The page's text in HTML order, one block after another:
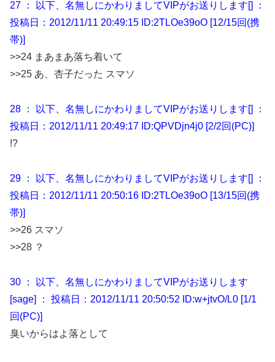
27 ： 以下、名無しにかわりましてVIPがお送りします[] ：
投稿日：2012/11/11 20:49:15 ID:2TLOe39oO [12/15回(携
帯)]
>>24 まあまあ落ち着いて
>>25 あ、杏子だった スマソ
28 ： 以下、名無しにかわりましてVIPがお送りします[] ：
投稿日：2012/11/11 20:49:17 ID:QPVDjn4j0 [2/2回(PC)]
!?
29 ： 以下、名無しにかわりましてVIPがお送りします[] ：
投稿日：2012/11/11 20:50:16 ID:2TLOe39oO [13/15回(携
帯)]
>>26 スマソ
>>28 ？
30 ： 以下、名無しにかわりましてVIPがお送りします
[sage] ： 投稿日：2012/11/11 20:50:52 ID:w+jtvO/L0 [1/1
回(PC)]
臭いからはよ落として